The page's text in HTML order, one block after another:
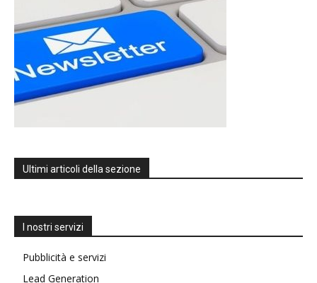
Ultimi articoli della sezione
I nostri servizi
Pubblicità e servizi
Lead Generation